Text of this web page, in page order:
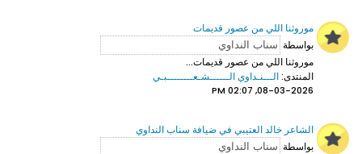
موروثنا اللي من عصور قديمات
بواسطة
موروثنا اللي من عصور قديمات...
المنتدى:الـــنـداوي الــــــشـعــــــــبـي
08-03-2026, 02:07 PM
الشاعر خالد العتيبي في ضيافة سناب النداوي
بواسطة